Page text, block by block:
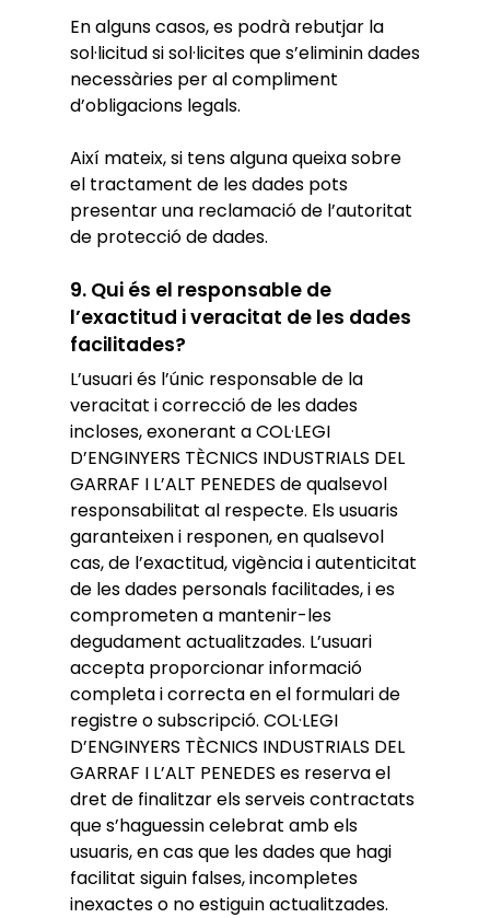
En alguns casos, es podrà rebutjar la
sol·licitud si sol·licites que s’eliminin dades
necessàries per al compliment
d’obligacions legals.
Així mateix, si tens alguna queixa sobre
el tractament de les dades pots
presentar una reclamació de l’autoritat
de protecció de dades.
9. Qui és el responsable de
l’exactitud i veracitat de les dades
facilitades?
L’usuari és l’únic responsable de la
veracitat i correcció de les dades
incloses, exonerant a COL·LEGI
D’ENGINYERS TÈCNICS INDUSTRIALS DEL
GARRAF I L’ALT PENEDES de qualsevol
responsabilitat al respecte. Els usuaris
garanteixen i responen, en qualsevol
cas, de l’exactitud, vigència i autenticitat
de les dades personals facilitades, i es
comprometen a mantenir-les
degudament actualitzades. L’usuari
accepta proporcionar informació
completa i correcta en el formulari de
registre o subscripció. COL·LEGI
D’ENGINYERS TÈCNICS INDUSTRIALS DEL
GARRAF I L’ALT PENEDES es reserva el
dret de finalitzar els serveis contractats
que s’haguessin celebrat amb els
usuaris, en cas que les dades que hagi
facilitat siguin falses, incompletes
inexactes o no estiguin actualitzades.